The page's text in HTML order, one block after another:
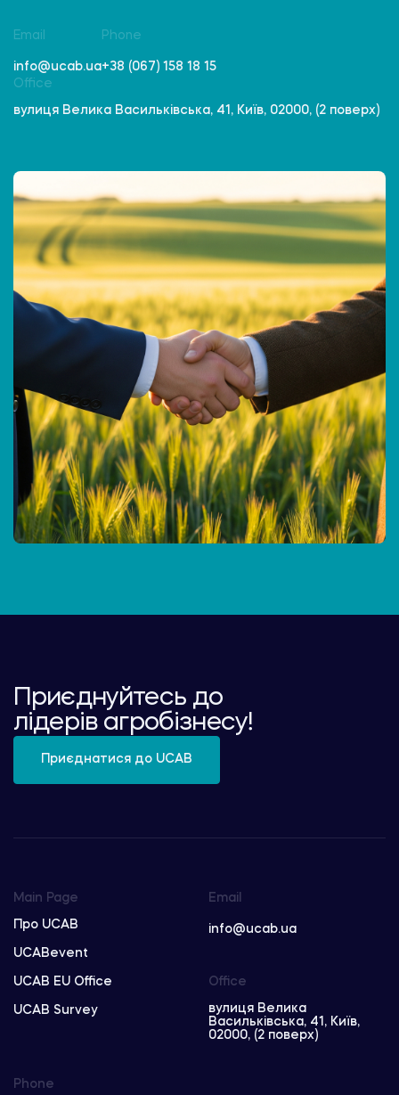
Email
info@ucab.ua
Phone
+38 (067) 158 18 15
Office
вулиця Велика Васильківська, 41, Київ, 02000, (2 поверх)
Приєднуйтесь до
лідерів агробізнесу!
Приєднатися до UCAB
Main Page
Про UCAB
UCABevent
UCAB EU Office
UCAB Survey
Email
info@ucab.ua
Phone
Office
вулиця Велика
Васильківська, 41, Київ,
02000, (2 поверх)